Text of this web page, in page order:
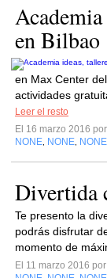
en Bilbao
en Max Center
actividades
Leer el resto
El 16 marzo 2016 por
NONE NONE NONE
Divertida
Te presento la
podrás disfrutar
momento de
El 11 marzo 2016 por